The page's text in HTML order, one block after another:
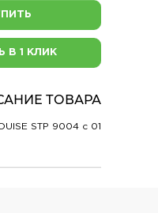
В 1 КЛИК
ТОВАРА
STP 9004 c 01